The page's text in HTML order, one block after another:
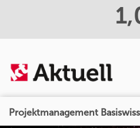
Projektmanagement